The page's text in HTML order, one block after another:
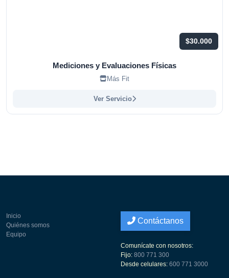
$30.000
Mediciones y Evaluaciones Físicas
Más Fit
Ver Servicio
Inicio
Quiénes somos
Equipo
Contáctanos
Comunícate con nosotros:
Fijo: 800 771 300
Desde celulares: 600 771 3000